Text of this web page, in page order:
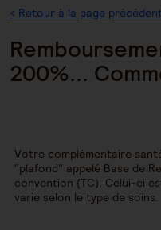
< Retour à la page
200%...
Votre complémentaire
"plafond" appelé Base de
convention (TC). Celui-ci
varie selon le type de soins.